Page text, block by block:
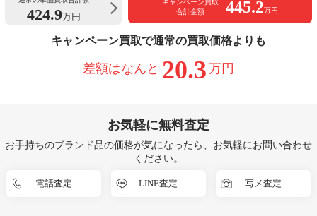
424.9万円
キャンペーン買取
合計金額
445.2万円
キャンペーン買取で通常の買取価格よりも
差額はなんと 20.3 万円
お気軽に無料査定
お手持ちのブランド品の価格が気になったら、お気軽にお問い合わせ
ください。
電話査定 LINE査定 写メ査定